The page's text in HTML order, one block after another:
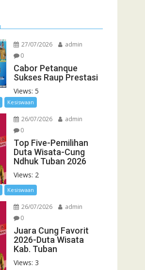
27/07/2026
admin
0
Cabor Petanque
Sukses Raup Prestasi
Views: 5
Kesiswaan
26/07/2026
admin
0
Top Five-Pemilihan
Duta Wisata-Cung
Ndhuk Tuban 2026
Views: 2
Kesiswaan
26/07/2026
admin
0
Juara Cung Favorit
2026-Duta Wisata
Kab. Tuban
Views: 3